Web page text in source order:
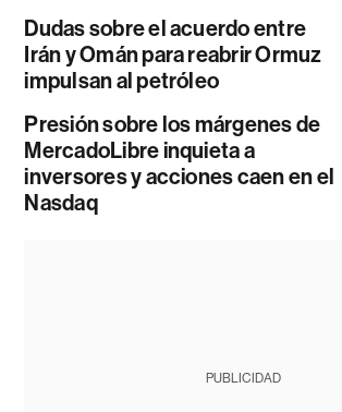
Dudas sobre el acuerdo entre
Irán y Omán para reabrir Ormuz
impulsan al petróleo
Presión sobre los márgenes de
MercadoLibre inquieta a
inversores y acciones caen en el
Nasdaq
PUBLICIDAD